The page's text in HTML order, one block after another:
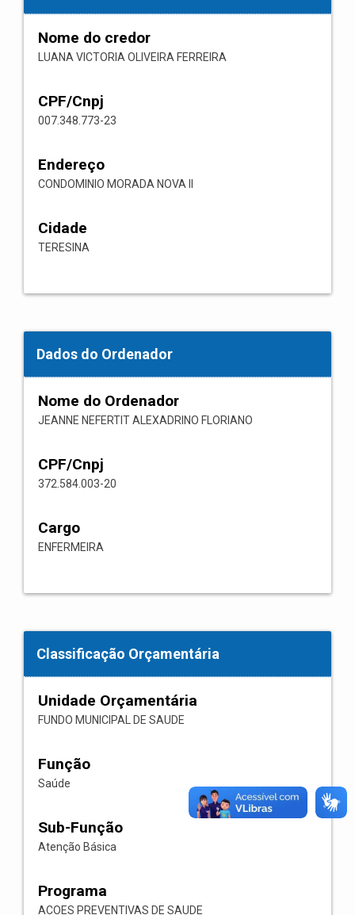
Nome do credor
LUANA VICTORIA OLIVEIRA FERREIRA
CPF/Cnpj
007.348.773-23
Endereço
CONDOMINIO MORADA NOVA II
Cidade
TERESINA
Dados do Ordenador
Nome do Ordenador
JEANNE NEFERTIT ALEXADRINO FLORIANO
CPF/Cnpj
372.584.003-20
Cargo
ENFERMEIRA
Classificação Orçamentária
Unidade Orçamentária
FUNDO MUNICIPAL DE SAUDE
Função
Saúde
Sub-Função
Atenção Básica
Programa
ACOES PREVENTIVAS DE SAUDE